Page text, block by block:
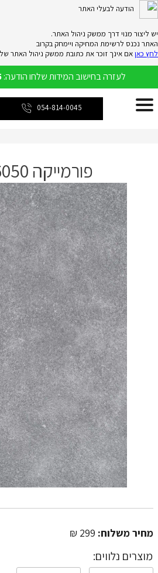
הודעה לבעלי האתר
יש ליצור מנוי דרך ממשק ניהול האתר.
האתר נכנס לרשימת המחיקה ויימחק בקרוב
לחץ כאןאם אינך זוכר את כתובת ממשק ניהול האתר
לעזרה בחישוב המידות שלחו הודעה:
054-814-0045
פורמייקה 6050 סטון
מחיר משלוח: 299 ₪
מוצרים נלווים: